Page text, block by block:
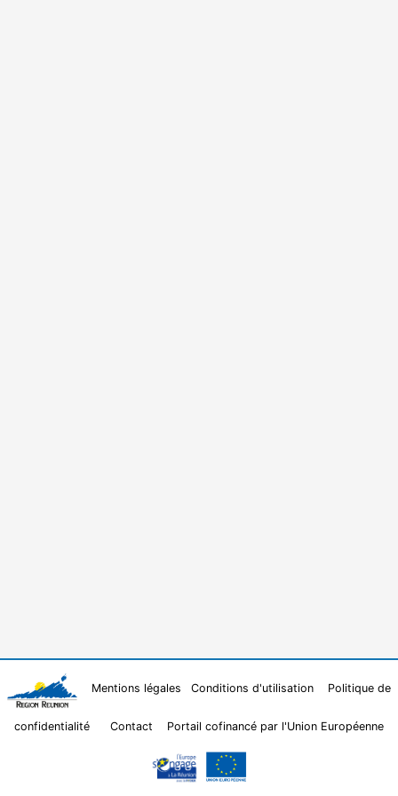
Mentions légales Conditions d'utilisation Politique de
confidentialité Contact Portail cofinancé par l'Union Européenne